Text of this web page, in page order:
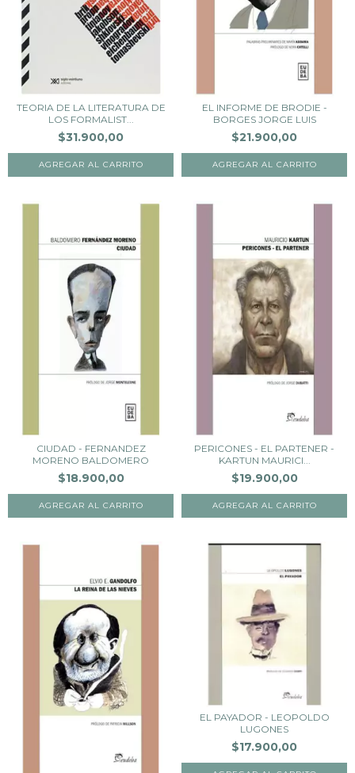
TEORIA DE LA LITERATURA DE
LOS FORMALIST...
$31.900,00
EL INFORME DE BRODIE -
BORGES JORGE LUIS
$21.900,00
CIUDAD - FERNANDEZ
MORENO BALDOMERO
$18.900,00
PERICONES - EL PARTENER -
KARTUN MAURICI...
$19.900,00
EL PAYADOR - LEOPOLDO
LUGONES
$17.900,00